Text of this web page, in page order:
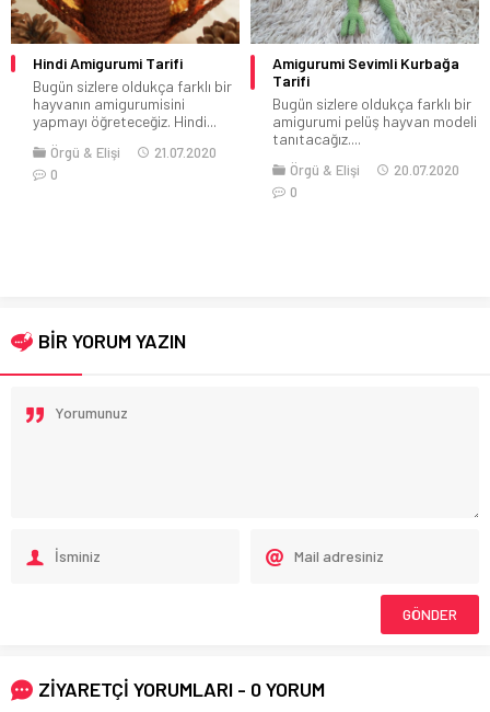
Hindi Amigurumi Tarifi
Bugün sizlere oldukça farklı bir
hayvanın amigurumisini
yapmayı öğreteceğiz. Hindi...
Örgü & Elişi
21.07.2020
0
Amigurumi Sevimli Kurbağa
Tarifi
Bugün sizlere oldukça farklı bir
amigurumi pelüş hayvan modeli
tanıtacağız....
Örgü & Elişi
20.07.2020
0
BİR YORUM YAZIN
ZİYARETÇİ YORUMLARI - 0 YORUM